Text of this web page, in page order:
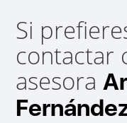
Si
contactar
asesora